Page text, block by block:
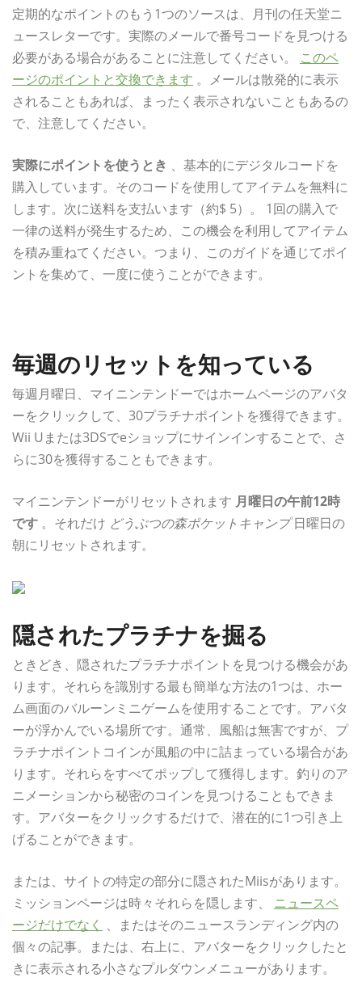
定期的なポイントのもう1つのソースは、月刊の任天堂ニ
ュースレターです。実際のメールで番号コードを見つける
必要がある場合があることに注意してください。 このペ
ージのポイントと交換できます 。メールは散発的に表示
されることもあれば、まったく表示されないこともあるの
で、注意してください。
実際にポイントを使うとき 、基本的にデジタルコードを
購入しています。そのコードを使用してアイテムを無料に
します。次に送料を支払います（約$ 5）。 1回の購入で
一律の送料が発生するため、この機会を利用してアイテム
を積み重ねてください。つまり、このガイドを通じてポイ
ントを集めて、一度に使うことができます。
毎週のリセットを知っている
毎週月曜日、マイニンテンドーではホームページのアバタ
ーをクリックして、30プラチナポイントを獲得できます。
Wii Uまたは3DSでeショップにサインインすることで、さ
らに30を獲得することもできます。
マイニンテンドーがリセットされます 月曜日の午前12時
です 。それだけ どうぶつの森ポケットキャンプ日曜日の
朝にリセットされます。
隠されたプラチナを掘る
ときどき、隠されたプラチナポイントを見つける機会があ
ります。それらを識別する最も簡単な方法の1つは、ホー
ム画面のバルーンミニゲームを使用することです。アバタ
ーが浮かんでいる場所です。通常、風船は無害ですが、プ
ラチナポイントコインが風船の中に詰まっている場合があ
ります。それらをすべてポップして獲得します。釣りのア
ニメーションから秘密のコインを見つけることもできま
す。アバターをクリックするだけで、潜在的に1つ引き上
げることができます。
または、サイトの特定の部分に隠されたMiisがあります。
ミッションページは時々それらを隠します、 ニュースペ
ージだけでなく 、またはそのニュースランディング内の
個々の記事。または、右上に、アバターをクリックしたと
きに表示される小さなプルダウンメニューがあります。